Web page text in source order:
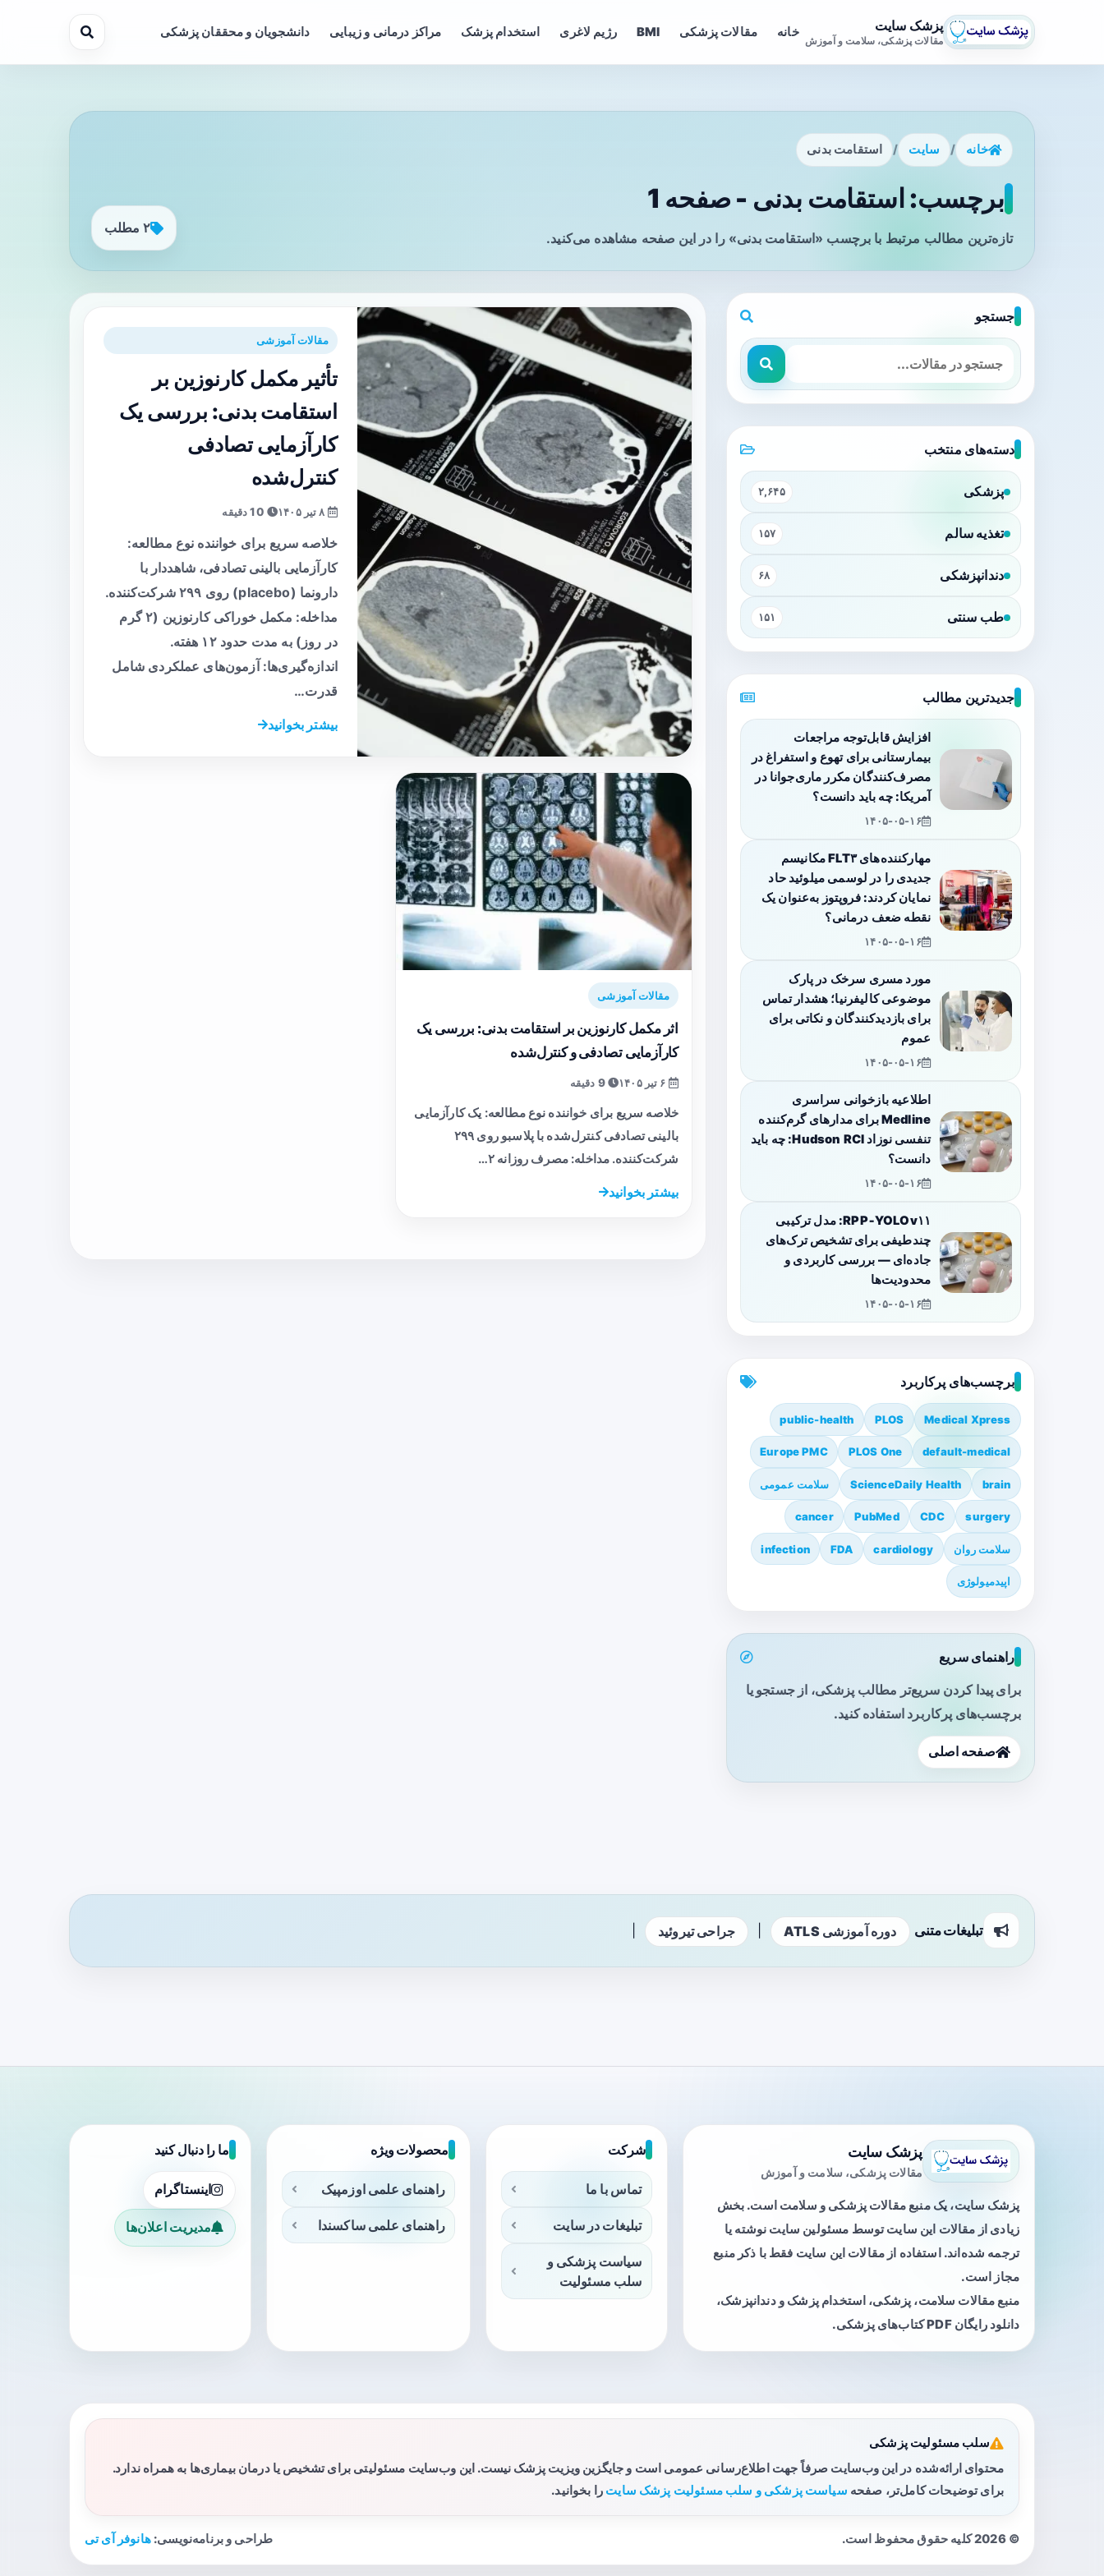
پزشک سایت
مقالات پزشکی، سلامت و آموزش
خانه مقالات پزشکی BMI رژیم لاغری استخدام پزشک مراکز درمانی و زیبایی دانشجویان و محققان پزشکی
خانه / سایت / استقامت بدنی
برچسب: استقامت بدنی - صفحه 1
تازه‌ترین مطالب مرتبط با برچسب «استقامت بدنی» را در این صفحه مشاهده می‌کنید.
۲ مطلب
مقالات آموزشی
تأثیر مکمل کارنوزین بر
استقامت بدنی: بررسی یک
کارآزمایی تصادفی
کنترل‌شده
خلاصه سریع برای خواننده نوع مطالعه:
کارآزمایی بالینی تصادفی، شاهددار با
دارونما (placebo) روی ۲۹۹ شرکت‌کننده.
مداخله: مکمل خوراکی کارنوزین (۲ گرم
در روز) به مدت حدود ۱۲ هفته.
اندازه‌گیری‌ها: آزمون‌های عملکردی شامل
قدرت…
بیشتر بخوانید
مقالات آموزشی
اثر مکمل کارنوزین بر استقامت بدنی: بررسی یک
کارآزمایی تصادفی و کنترل‌شده
9 دقیقه
خلاصه سریع برای خواننده نوع مطالعه: یک کارآزمایی
بالینی تصادفی کنترل‌شده با پلاسبو روی ۲۹۹
شرکت‌کننده. مداخله: مصرف روزانه ۲…
بیشتر بخوانید
جستجو
دسته‌های منتخب
پزشکی ۲,۶۴۵
تغذیه سالم ۱۵۷
دندانپزشکی ۶۸
طب سنتی ۱۵۱
جدیدترین مطالب
افزایش قابل‌توجه مراجعات
بیمارستانی برای تهوع و استفراغ در
مصرف‌کنندگان مکرر ماری‌جوانا در
آمریکا: چه باید دانست؟
۱۴۰۵-۰۵-۱۶
مهارکننده‌های FLT۳ مکانیسم
جدیدی را در لوسمی میلوئید حاد
نمایان کردند: فروپتوز به‌عنوان یک
نقطه ضعف درمانی؟
۱۴۰۵-۰۵-۱۶
مورد مسری سرخک در پارک
موضوعی کالیفرنیا؛ هشدار تماس
برای بازدیدکنندگان و نکاتی برای
عموم
۱۴۰۵-۰۵-۱۶
اطلاعیه بازخوانی سراسری
Medline برای مدارهای گرم‌کننده
تنفسی نوزاد Hudson RCI: چه باید
دانست؟
۱۴۰۵-۰۵-۱۶
RPP‑YOLOv۱۱: مدل ترکیبی
چندطیفی برای تشخیص ترک‌های
جاده‌ای — بررسی کاربردی و
محدودیت‌ها
۱۴۰۵-۰۵-۱۶
برچسب‌های پرکاربرد
Medical Xpress
PLOS
public-health
default-medical
PLOS One
Europe PMC
brain
ScienceDaily Health سلامت عمومی
surgery
CDC
PubMed
cancer
سلامت روان cardiology
FDA
infection
اپیدمیولوژی
راهنمای سریع
برای پیدا کردن سریع‌تر مطالب پزشکی، از جستجو یا
برچسب‌های پرکاربرد استفاده کنید.
صفحه اصلی
تبلیغات متنی دوره آموزشی ATLS جراحی تیروئید
پزشک سایت
مقالات پزشکی، سلامت و آموزش
پزشک سایت، یک منبع مقالات پزشکی و سلامت است. بخش
زیادی از مقالات این سایت توسط مسئولین سایت نوشته یا
ترجمه شده‌اند. استفاده از مقالات این سایت فقط با ذکر منبع
مجاز است.
منبع مقالات سلامت، پزشکی، استخدام پزشک و دندانپزشک،
دانلود رایگان PDF کتاب‌های پزشکی.
شرکت
تماس با ما
تبلیغات در سایت
سیاست پزشکی و
سلب مسئولیت
محصولات ویژه
راهنمای علمی اوزمپیک
راهنمای علمی ساکسندا
ما را دنبال کنید
اینستاگرام
مدیریت اعلان‌ها
سلب مسئولیت پزشکی
محتوای ارائه‌شده در این وب‌سایت صرفاً جهت اطلاع‌رسانی عمومی است و جایگزین ویزیت پزشک نیست. این وب‌سایت مسئولیتی برای تشخیص یا درمان بیماری‌ها به همراه ندارد.
برای توضیحات کامل‌تر، صفحه سیاست پزشکی و سلب مسئولیت پزشک سایت را بخوانید.
© 2026 کلیه حقوق محفوظ است. طراحی و برنامه‌نویسی:هانوفر آی تی